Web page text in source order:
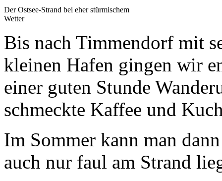
Der Ostsee-Strand bei eher stürmischem
Wetter
Bis nach Timmendorf mit
kleinen Hafen gingen wir
einer guten Stunde
schmeckte Kaffee und
Im Sommer kann man
auch nur faul am Strand